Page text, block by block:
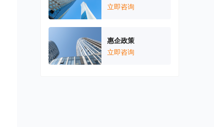
立即咨询
惠企政策
立即咨询